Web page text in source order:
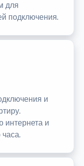
для
подключения.
и
интернета и